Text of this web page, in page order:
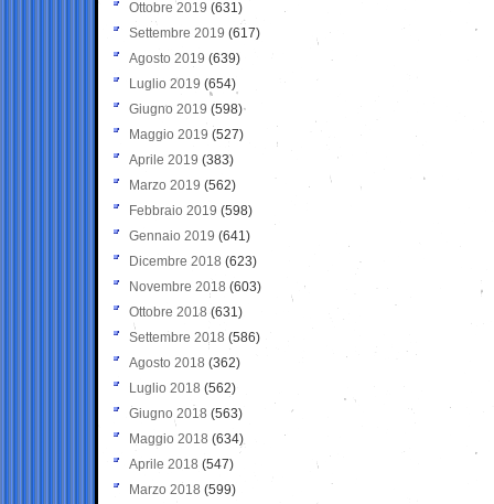
Ottobre 2019 (631)
Settembre 2019 (617)
Agosto 2019 (639)
Luglio 2019 (654)
Giugno 2019 (598)
Maggio 2019 (527)
Aprile 2019 (383)
Marzo 2019 (562)
Febbraio 2019 (598)
Gennaio 2019 (641)
Dicembre 2018 (623)
Novembre 2018 (603)
Ottobre 2018 (631)
Settembre 2018 (586)
Agosto 2018 (362)
Luglio 2018 (562)
Giugno 2018 (563)
Maggio 2018 (634)
Aprile 2018 (547)
Marzo 2018 (599)